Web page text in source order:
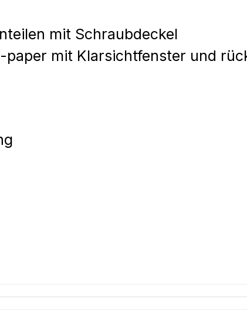
mit Schraubdeckel
mit Klarsichtfenster und